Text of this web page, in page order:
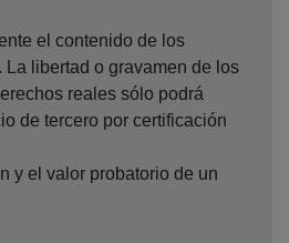
el contenido de los
libertad o gravamen de los
reales sólo podrá
de tercero por certificación
y el valor probatorio de un